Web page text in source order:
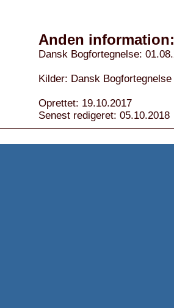
Anden information:
Dansk Bogfortegnelse:
Kilder: Dansk Bogfortegnelse
Oprettet: 19.10.2017
Senest redigeret: 05.10.2018